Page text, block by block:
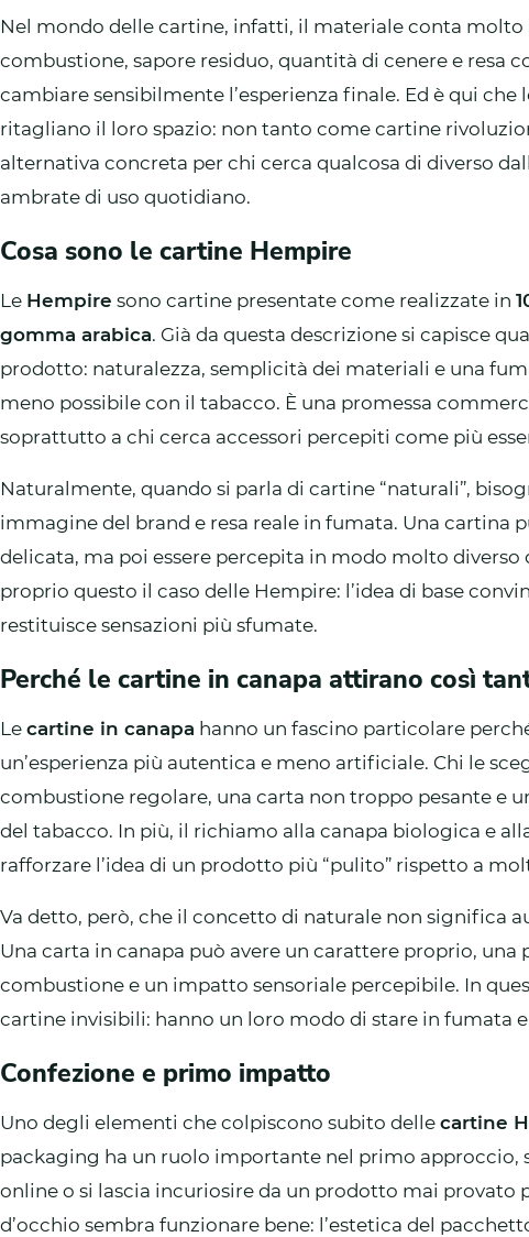
Nel mondo delle cartine, infatti, il materiale conta molto
combustione, sapore residuo, quantità di cenere e resa
cambiare sensibilmente l’esperienza finale. Ed è qui che
ritagliano il loro spazio: non tanto come cartine
alternativa concreta per chi cerca qualcosa di diverso
ambrate di uso quotidiano.
Cosa sono le cartine Hempire
Le Hempire sono cartine presentate come realizzate in
gomma arabica. Già da questa descrizione si capisce
prodotto: naturalezza, semplicità dei materiali e una
meno possibile con il tabacco. È una promessa
soprattutto a chi cerca accessori percepiti come più
Naturalmente, quando si parla di cartine “naturali”,
immagine del brand e resa reale in fumata. Una cartina
delicata, ma poi essere percepita in modo molto diverso
proprio questo il caso delle Hempire: l’idea di base
restituisce sensazioni più sfumate.
Perché le cartine in canapa attirano così
Le cartine in canapa hanno un fascino particolare
un’esperienza più autentica e meno artificiale. Chi le
combustione regolare, una carta non troppo pesante e
del tabacco. In più, il richiamo alla canapa biologica e
rafforzare l’idea di un prodotto più “pulito” rispetto a
Va detto, però, che il concetto di naturale non significa
Una carta in canapa può avere un carattere proprio, una
combustione e un impatto sensoriale percepibile. In
cartine invisibili: hanno un loro modo di stare in fumata e
Confezione e primo impatto
Uno degli elementi che colpiscono subito delle cartine
packaging ha un ruolo importante nel primo approccio,
online o si lascia incuriosire da un prodotto mai provato
d’occhio sembra funzionare bene: l’estetica del